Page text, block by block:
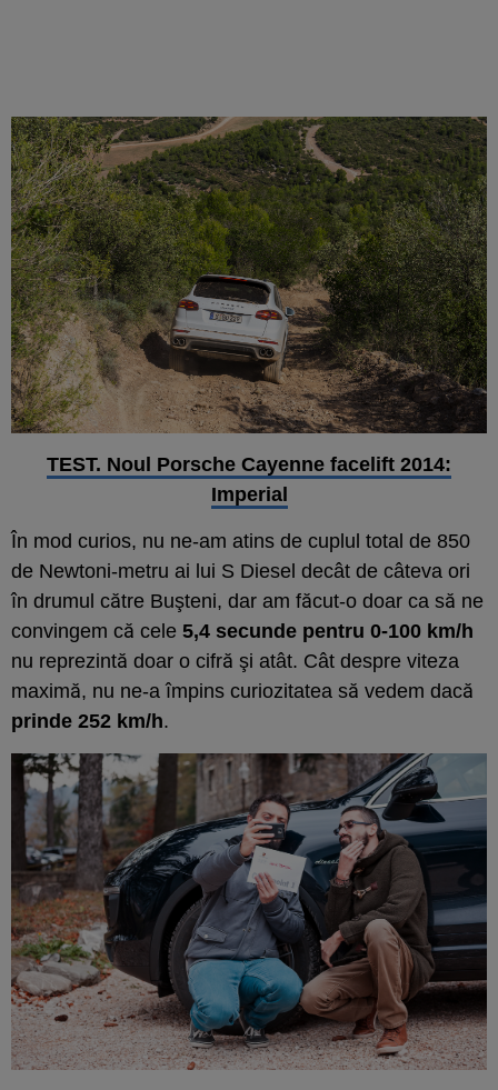
TEST. Noul Porsche Cayenne facelift 2014:
Imperial
În mod curios, nu ne-am atins de cuplul total de 850
de Newtoni-metru ai lui S Diesel decât de câteva ori
în drumul către Buşteni, dar am făcut-o doar ca să ne
convingem că cele 5,4 secunde pentru 0-100 km/h
nu reprezintă doar o cifră şi atât. Cât despre viteza
maximă, nu ne-a împins curiozitatea să vedem dacă
prinde 252 km/h.